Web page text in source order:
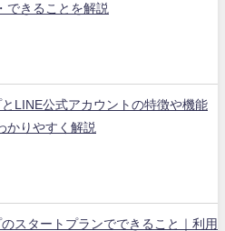
できることを解説
とLINE公式アカウントの特徴や機能
かりやすく解説
のスタートプランでできること｜利用